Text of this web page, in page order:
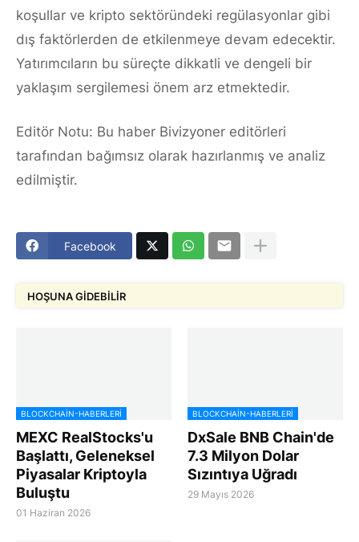
koşullar ve kripto sektöründeki regülasyonlar gibi
dış faktörlerden de etkilenmeye devam edecektir.
Yatırımcıların bu süreçte dikkatli ve dengeli bir
yaklaşım sergilemesi önem arz etmektedir.
Editör Notu: Bu haber Bivizyoner editörleri
tarafından bağımsız olarak hazırlanmış ve analiz
edilmiştir.
Facebook
HOŞUNA GIDEBILIR
BLOCKCHAIN-HABERLERI
MEXC RealStocks'u
Başlattı, Geleneksel
Piyasalar Kriptoyla
Buluştu
01 Haziran 2026
BLOCKCHAIN-HABERLERI
DxSale BNB Chain'de
7.3 Milyon Dolar
Sızıntıya Uğradı
29 Mayıs 2026